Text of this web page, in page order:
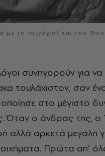
το τσιγάρο) και του
τουλάχιστον, σαν
στο μέγιστο
Όταν ο άνδρας της, ο
αλλά αρκετά μεγάλη
Πρώτα απ’